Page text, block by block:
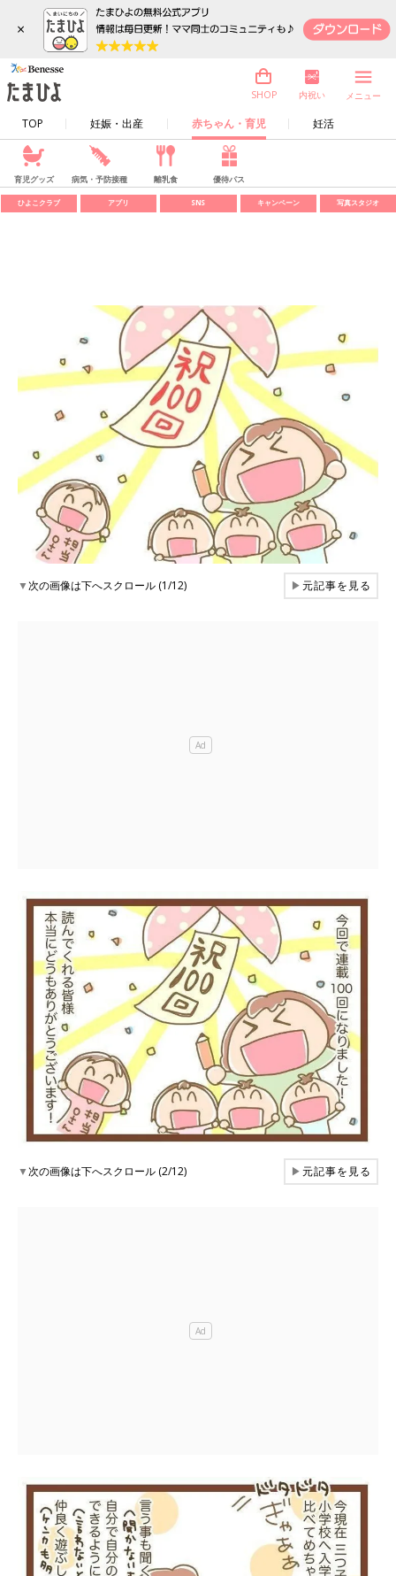
×
TOP 妊娠・出産 赤ちゃん・育児 妊活
SHOP 内祝い メニュー
育児グッズ 病気・予防接種 離乳食 優待パス
ひよこクラブ アプリ SNS キャンペーン 写真スタジオ
▼次の画像は下へスクロール (1/12) ▶元記事を見る
▼次の画像は下へスクロール (2/12) ▶元記事を見る